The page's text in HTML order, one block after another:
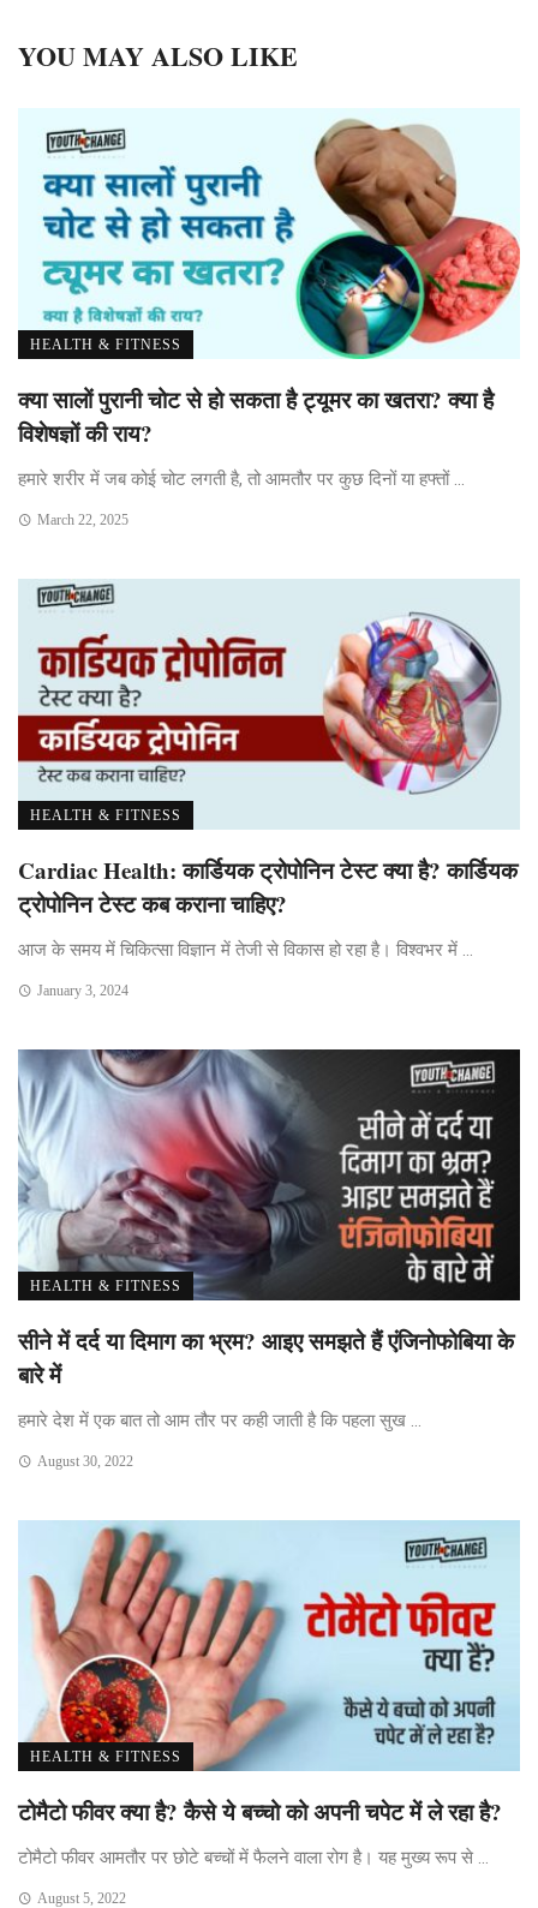
YOU MAY ALSO LIKE
HEALTH & FITNESS
क्या सालों पुरानी चोट से हो सकता है ट्यूमर का खतरा? क्या है
विशेषज्ञों की राय?
हमारे शरीर में जब कोई चोट लगती है, तो आमतौर पर कुछ दिनों या हफ्तों ...
March 22, 2025
HEALTH & FITNESS
Cardiac Health: कार्डियक ट्रोपोनिन टेस्ट क्या है? कार्डियक
ट्रोपोनिन टेस्ट कब कराना चाहिए?
आज के समय में चिकित्सा विज्ञान में तेजी से विकास हो रहा है। विश्वभर में ...
January 3, 2024
HEALTH & FITNESS
सीने में दर्द या दिमाग का भ्रम? आइए समझते हैं एंजिनोफोबिया के
बारे में
हमारे देश में एक बात तो आम तौर पर कही जाती है कि पहला सुख ...
August 30, 2022
HEALTH & FITNESS
टोमैटो फीवर क्या है? कैसे ये बच्चो को अपनी चपेट में ले रहा है?
टोमैटो फीवर आमतौर पर छोटे बच्चों में फैलने वाला रोग है। यह मुख्य रूप से ...
August 5, 2022